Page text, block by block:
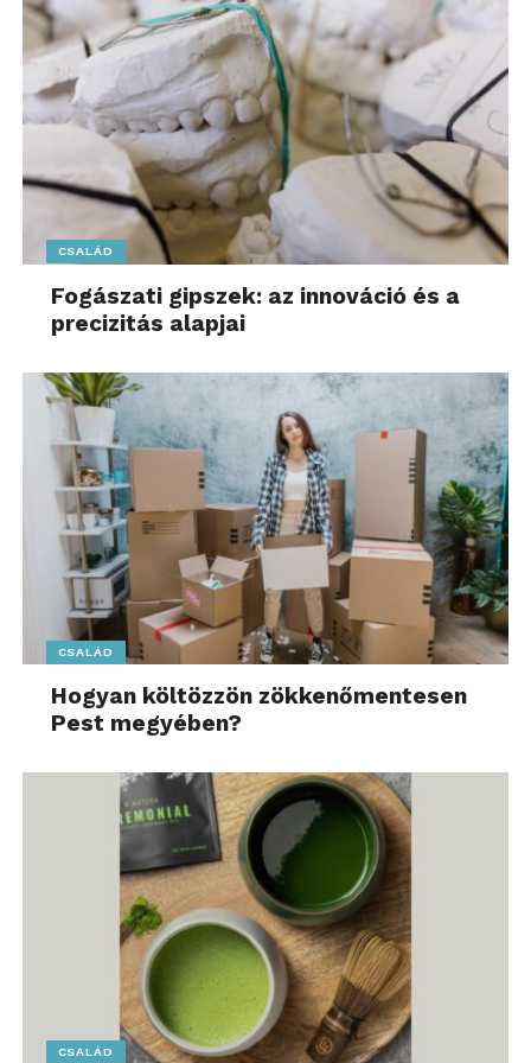
Az önkéntes nyugdíjpénztári taglétszám évek óta
csökken, de van ok némi bizakodásra: 2023-ban
megtorpant a visszaesés és azóta növekedés látszik.
CSALÁD
Fogászati gipszek: az innováció és a
precizitás alapjai
CSALÁD
Hogyan költözzön zökkenőmentesen
Pest megyében?
CSALÁD